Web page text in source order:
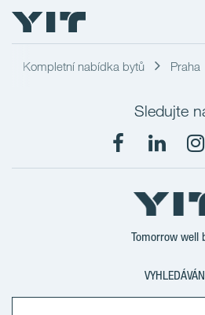
Kompletní nabídka bytů Praha
Sledujte
Tomorrow well